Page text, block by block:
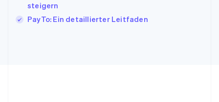
steigern
PayTo: Ein detaillierter Leitfaden
Liechtenstein
Deutsch English